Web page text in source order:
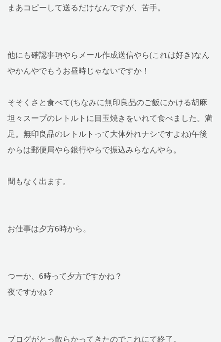
まあコピーして送るだけなんですが、苦手。
他にも確認事項やらメール作成送信やら(これは好き)なん
やかんやでもうお昼時じゃないですか！
そそくさと食べて(ちなみに無印良品のご飯にかける胡麻
坦々スープのレトルトに目玉焼きをいれて食べました。満
足。無印良品のレトルトって大体外れナシですよね)午後
からは郵便局やら銀行やらで振込みらなんやら。
間もなく出ます。
お仕事は夕方6時から。
つーか、6時って夕方ですかね？
夜ですかね？